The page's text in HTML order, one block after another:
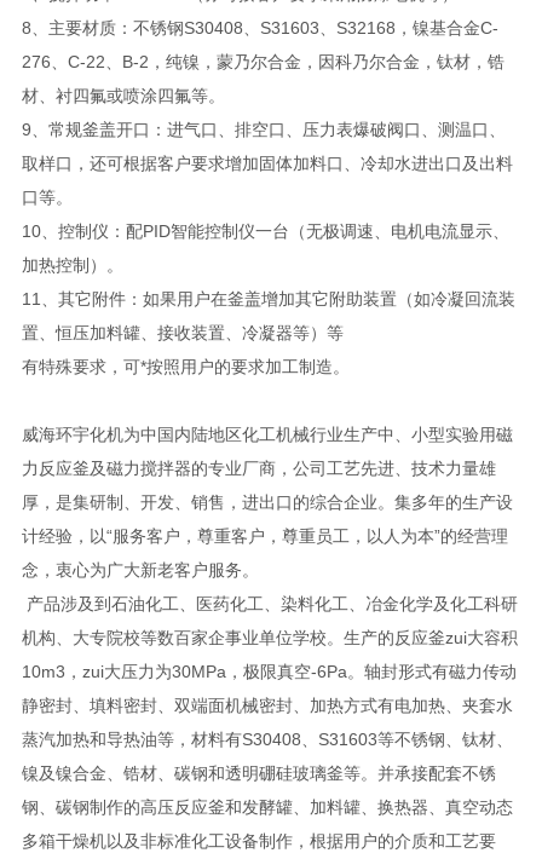
8、主要材质：不锈钢S30408、S31603、S32168，镍基合金C-
276、C-22、B-2，纯镍，蒙乃尔合金，因科乃尔合金，钛材，锆
材、衬四氟或喷涂四氟等。
9、常规釜盖开口：进气口、排空口、压力表爆破阀口、测温口、
取样口，还可根据客户要求增加固体加料口、冷却水进出口及出料
口等。
10、控制仪：配PID智能控制仪一台（无极调速、电机电流显示、
加热控制）。
11、其它附件：如果用户在釜盖增加其它附助装置（如冷凝回流装
置、恒压加料罐、接收装置、冷凝器等）等
有特殊要求，可*按照用户的要求加工制造。
威海环宇化机为中国内陆地区化工机械行业生产中、小型实验用磁
力反应釜及磁力搅拌器的专业厂商，公司工艺先进、技术力量雄
厚，是集研制、开发、销售，进出口的综合企业。集多年的生产设
计经验，以“服务客户，尊重客户，尊重员工，以人为本”的经营理
念，衷心为广大新老客户服务。
产品涉及到石油化工、医药化工、染料化工、冶金化学及化工科研
机构、大专院校等数百家企事业单位学校。生产的反应釜zui大容积
10m3，zui大压力为30MPa，极限真空-6Pa。轴封形式有磁力传动
静密封、填料密封、双端面机械密封、加热方式有电加热、夹套水
蒸汽加热和导热油等，材料有S30408、S31603等不锈钢、钛材、
镍及镍合金、锆材、碳钢和透明硼硅玻璃釜等。并承接配套不锈
钢、碳钢制作的高压反应釜和发酵罐、加料罐、换热器、真空动态
多箱干燥机以及非标准化工设备制作，根据用户的介质和工艺要